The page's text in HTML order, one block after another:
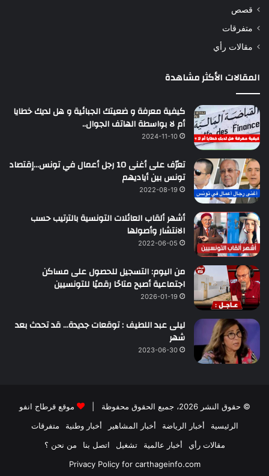
قصص
متفرقات
مقالات رأي
المقالات الأكثر مشاهدة
كيفية معرفة و ضعيتك الجبائية و هل لديك خطايا
أم لا بواسطة الهاتف الجوال..
2024-11-10
تعرّف على أغنى 10 رجل أعمال في تونس…إقتصاد
تونس بين أياديهم
2022-08-19
أشهر ألقاب العائلات التونسية بالترتيب حسب
الانتشار وأصولها
2022-06-05
من اليوم: التسجيل للحصول على مساكن
اجتماعية أصبح متاحًا رقميًا للتونسيين
2026-01-19
ليلى عبد اللطيف : توقعات جديدة… قد تحدث بعد
شهر
2023-06-30
© حقوق النشر 2026، جميع الحقوق محفوظة |
موقع قرطاج انفو
الرئيسية
أخبار الرياضة أخبار المشاهير أخبار وطنية
متفرقات
مقالات رأي
أخبار عالمية تشغيل اتصل بنا
من نحن ؟
Privacy Policy for carthageinfo.com